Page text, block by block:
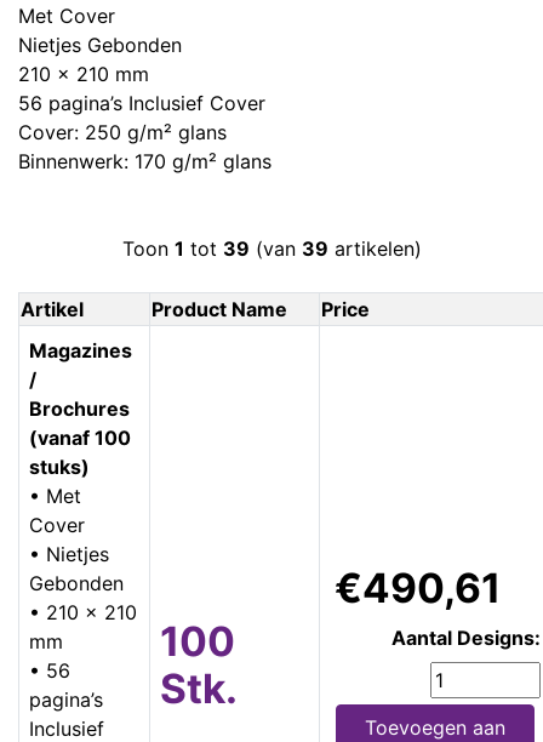
Met Cover
Nietjes Gebonden
210 x 210 mm
56 pagina’s Inclusief Cover
Cover: 250 g/m² glans
Binnenwerk: 170 g/m² glans
Toon 1 tot 39 (van 39 artikelen)
Artikel Product Name
Price
Magazines
/
Brochures
(vanaf 100
stuks)
• Met
Cover
• Nietjes
Gebonden
• 210 x 210
mm
• 56
pagina’s
Inclusief
100
Stk.
€490,61
Aantal Designs:
Toevoegen aan